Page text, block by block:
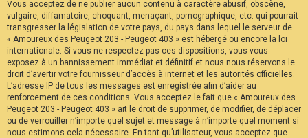
Vous acceptez de ne publier aucun contenu à caractère abusif, obscène,
vulgaire, diffamatoire, choquant, menaçant, pornographique, etc. qui pourrait
transgresser la législation de votre pays, du pays dans lequel le serveur de
« Amoureux des Peugeot 203 - Peugeot 403 » est hébergé ou encore la loi
internationale. Si vous ne respectez pas ces dispositions, vous vous
exposez à un bannissement immédiat et définitif et nous nous réservons le
droit d’avertir votre fournisseur d’accès à internet et les autorités officielles.
L’adresse IP de tous les messages est enregistrée afin d’aider au
renforcement de ces conditions. Vous acceptez le fait que « Amoureux des
Peugeot 203 - Peugeot 403 » ait le droit de supprimer, de modifier, de déplacer
ou de verrouiller n’importe quel sujet et message à n’importe quel moment si
nous estimons cela nécessaire. En tant qu’utilisateur, vous acceptez que